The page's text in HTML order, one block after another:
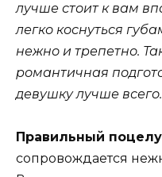
лучше стоит к вам
легко коснуться
нежно и трепетно.
романтичная
девушку лучше всего.
Правильный
сопровождается